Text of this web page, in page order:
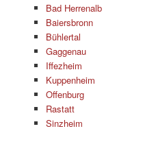
Bad Herrenalb
Baiersbronn
Bühlertal
Gaggenau
Iffezheim
Kuppenheim
Offenburg
Rastatt
Sinzheim